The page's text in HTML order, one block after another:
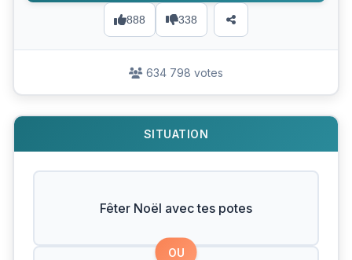
888 338
634 798 votes
SITUATION
Fêter Noël avec tes potes
OU